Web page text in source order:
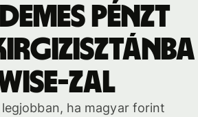
pénzt
zal
ha magyar forint